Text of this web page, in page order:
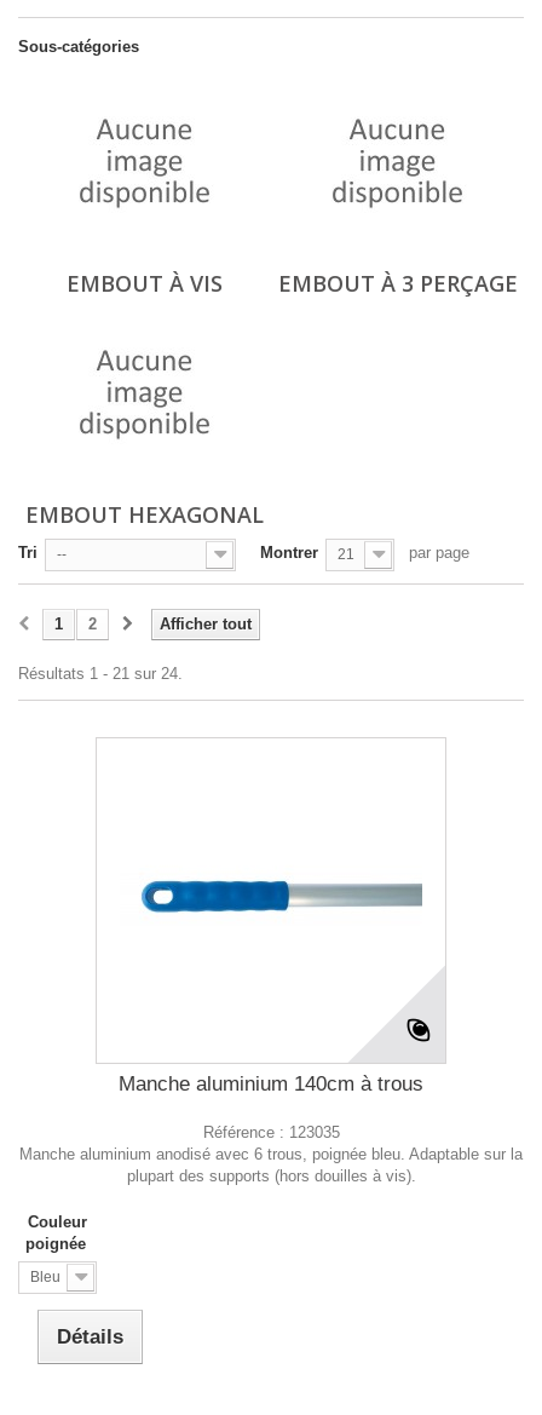
Sous-catégories
EMBOUT À VIS EMBOUT À 3 PERÇAGE
EMBOUT HEXAGONAL
Tri -- Montrer 21 par page
Afficher tout
1 2
Résultats 1 - 21 sur 24.
Manche aluminium 140cm à trous
Référence : 123035
Manche aluminium anodisé avec 6 trous, poignée bleu. Adaptable sur la
plupart des supports (hors douilles à vis).
Couleur
poignée
Bleu
Détails